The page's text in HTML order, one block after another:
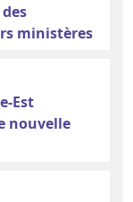
ministères
Est
nouvelle